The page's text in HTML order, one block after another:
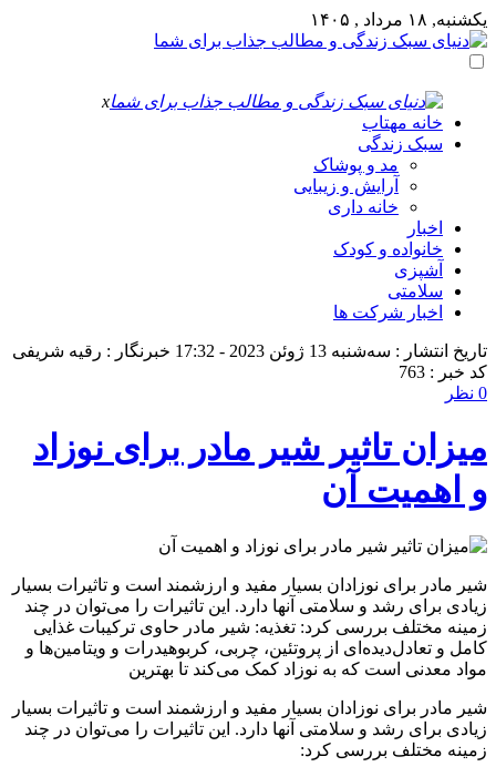
یکشنبه, ۱۸ مرداد , ۱۴۰۵
x
خانه مهتاب
سبک زندگی
مد و پوشاک
آرایش و زیبایی
خانه داری
اخبار
خانواده و کودک
آشپزی
سلامتی
اخبار شرکت ها
تاریخ انتشار : سه‌شنبه 13 ژوئن 2023 - 17:32
خبرنگار : رقیه شریفی
کد خبر : 763
0 نظر
میزان تاثیر شیر مادر برای نوزاد
و اهمیت آن
شیر مادر برای نوزادان بسیار مفید و ارزشمند است و تاثیرات بسیار
زیادی برای رشد و سلامتی آنها دارد. این تاثیرات را می‌توان در چند
زمینه مختلف بررسی کرد: تغذیه: شیر مادر حاوی ترکیبات غذایی
کامل و تعادل‌دیده‌ای از پروتئین، چربی، کربوهیدرات و ویتامین‌ها و
مواد معدنی است که به نوزاد کمک می‌کند تا بهترین
شیر مادر برای نوزادان بسیار مفید و ارزشمند است و تاثیرات بسیار
زیادی برای رشد و سلامتی آنها دارد. این تاثیرات را می‌توان در چند
زمینه مختلف بررسی کرد: